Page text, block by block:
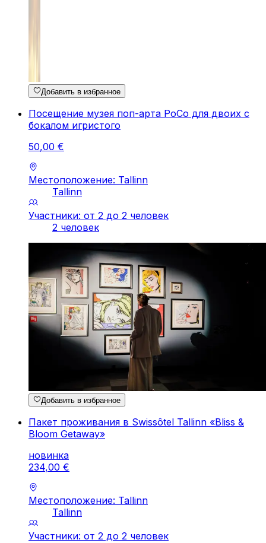
Добавить в избранное
Посещение музея поп-арта PoCo для двоих с
бокалом игристого
50,00 €
Местоположение: Tallinn
Tallinn
Участники: от 2 до 2 человек
2 человек
Добавить в избранное
Пакет проживания в Swissôtel Tallinn «Bliss &
Bloom Getaway»
новинка
234,00 €
Местоположение: Tallinn
Tallinn
Участники: от 2 до 2 человек